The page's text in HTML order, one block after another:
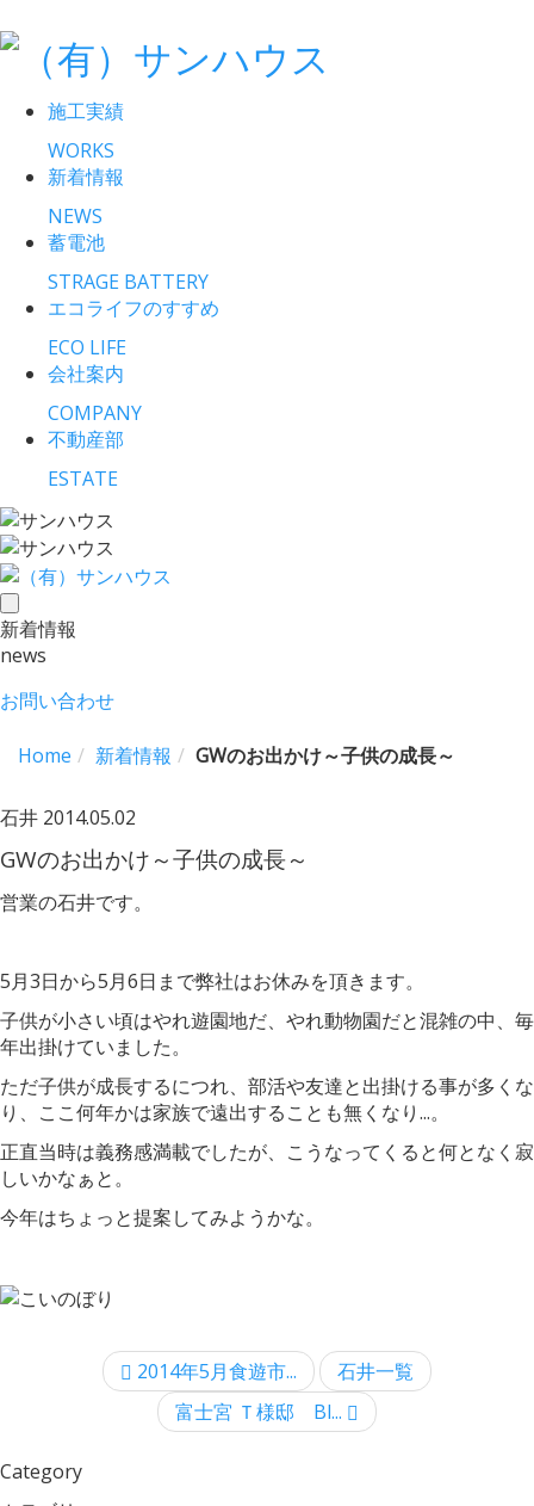
施工実績
WORKS
新着情報
NEWS
蓄電池
STRAGE BATTERY
エコライフのすすめ
ECO LIFE
会社案内
COMPANY
不動産部
ESTATE
toggle
navigation
新着情報
news
お問い合わせ
Home 新着情報 GWのお出かけ～子供の成長～
石井 2014.05.02
GWのお出かけ～子供の成長～
営業の石井です。
5月3日から5月6日まで弊社はお休みを頂きます。
子供が小さい頃はやれ遊園地だ、やれ動物園だと混雑の中、毎
年出掛けていました。
ただ子供が成長するにつれ、部活や友達と出掛ける事が多くな
り、ここ何年かは家族で遠出することも無くなり...。
正直当時は義務感満載でしたが、こうなってくると何となく寂
しいかなぁと。
今年はちょっと提案してみようかな。
2014年5月食遊市...
石井一覧
富士宮 Ｔ様邸 Bl...
Category